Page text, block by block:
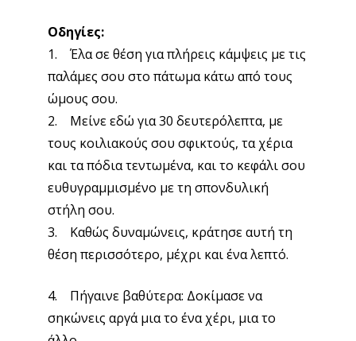
Οδηγίες:
1. Έλα σε θέση για πλήρεις κάμψεις με τις
παλάμες σου στο πάτωμα κάτω από τους
ώμους σου.
2. Μείνε εδώ για 30 δευτερόλεπτα, με
τους κοιλιακούς σου σφικτούς, τα χέρια
και τα πόδια τεντωμένα, και το κεφάλι σου
ευθυγραμμισμένο με τη σπονδυλική
στήλη σου.
3. Καθώς δυναμώνεις, κράτησε αυτή τη
θέση περισσότερο, μέχρι και ένα λεπτό.
4. Πήγαινε βαθύτερα: Δοκίμασε να
σηκώνεις αργά μια το ένα χέρι, μια το